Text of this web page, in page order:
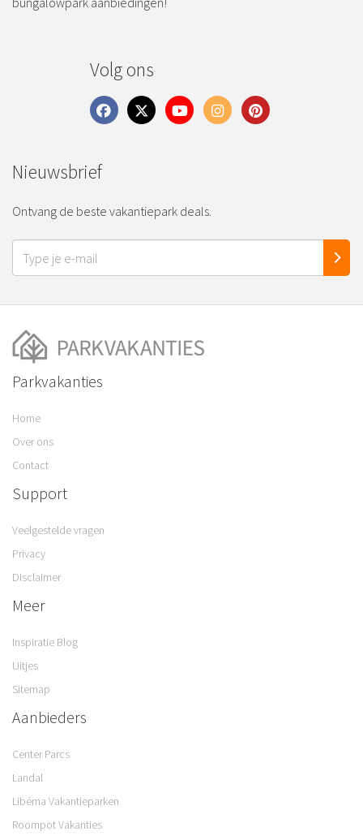
Volg ons
Nieuwsbrief
Ontvang de beste vakantiepark deals.
Parkvakanties
Home
Over ons
Contact
Support
Veelgestelde vragen
Privacy
Disclaimer
Meer
Inspiratie Blog
Uitjes
Sitemap
Aanbieders
Center Parcs
Landal
Libéma Vakantieparken
Roompot Vakanties